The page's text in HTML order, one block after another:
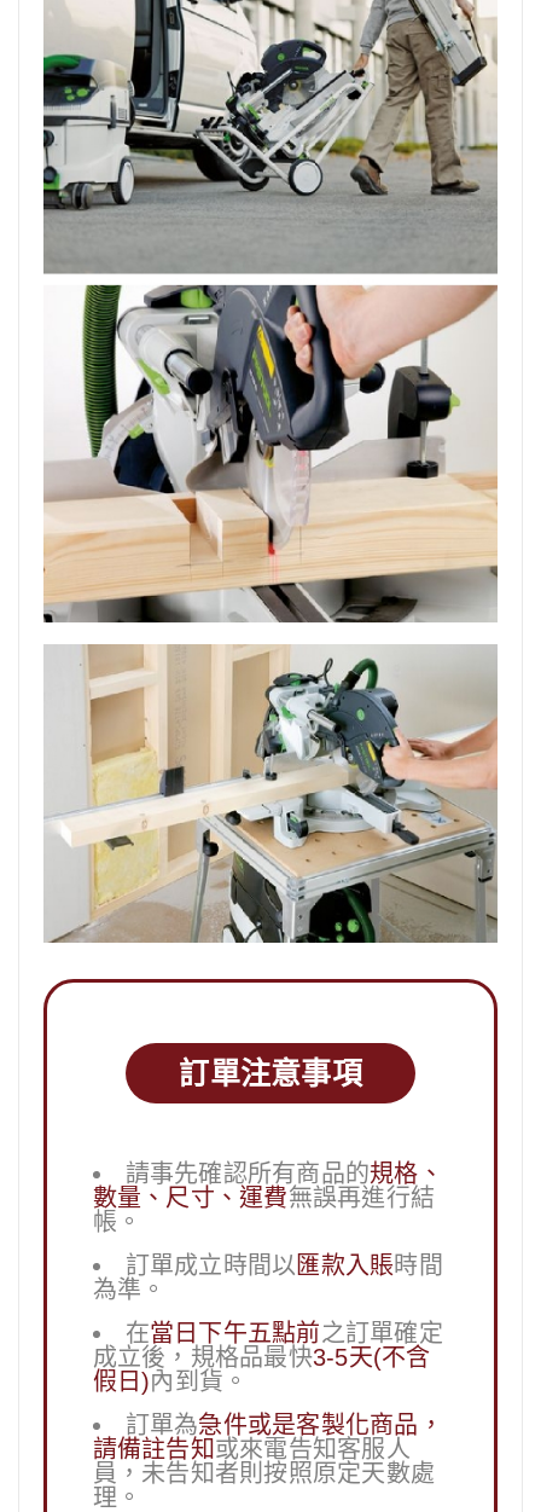
訂單注意事項
請事先確認所有商品的規格、
數量、尺寸、運費無誤再進行結
帳。
訂單成立時間以 匯款入賬時間
為準。
在當日下午五點前之訂單確定
成立後，規格品最快3-5天(不含
假日)內到貨。
訂單為急件或是客製化商品，
請備註告知或來電告知客服人
員，未告知者則按照原定天數處
理。